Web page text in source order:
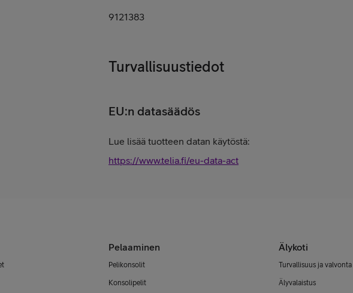
9121383
Turvallisuustiedot
EU:n datasäädös
Lue lisää tuotteen datan käytöstä:
https://www.telia.fi/eu-data-act
Pelaaminen
Pelikonsolit
Konsolipelit
Älykoti
Turvallisuus ja valvonta
Älyvalaistus